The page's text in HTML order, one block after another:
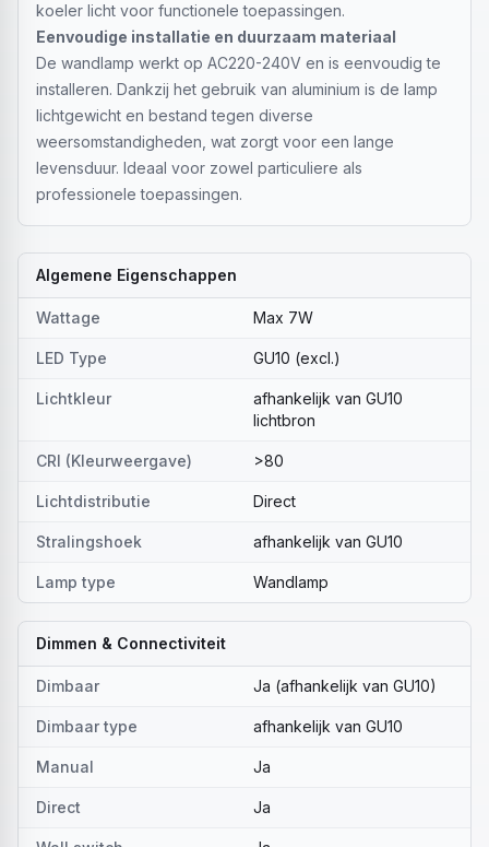
koeler licht voor functionele toepassingen.
Eenvoudige installatie en duurzaam materiaal
De wandlamp werkt op AC220-240V en is eenvoudig te
installeren. Dankzij het gebruik van aluminium is de lamp
lichtgewicht en bestand tegen diverse
weersomstandigheden, wat zorgt voor een lange
levensduur. Ideaal voor zowel particuliere als
professionele toepassingen.
Algemene Eigenschappen
Wattage Max 7W
LED Type GU10 (excl.)
Lichtkleur
afhankelijk van GU10
lichtbron
CRI (Kleurweergave) >80
Lichtdistributie Direct
Stralingshoek afhankelijk van GU10
Lamp type Wandlamp
Dimmen & Connectiviteit
Dimbaar Ja (afhankelijk van GU10)
Dimbaar type afhankelijk van GU10
Manual Ja
Direct Ja